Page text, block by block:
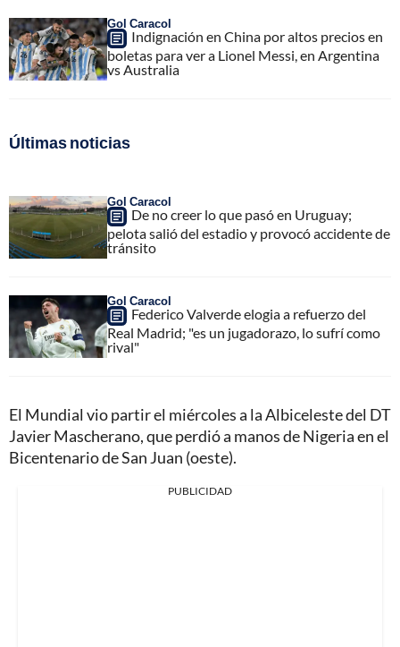
Gol Caracol
Indignación en China por altos precios en
boletas para ver a Lionel Messi, en Argentina
vs Australia
Últimas noticias
Gol Caracol
De no creer lo que pasó en Uruguay;
pelota salió del estadio y provocó accidente de
tránsito
Gol Caracol
Federico Valverde elogia a refuerzo del
Real Madrid; "es un jugadorazo, lo sufrí como
rival"
El Mundial vio partir el miércoles a la Albiceleste del DT
Javier Mascherano, que perdió a manos de Nigeria en el
Bicentenario de San Juan (oeste).
PUBLICIDAD